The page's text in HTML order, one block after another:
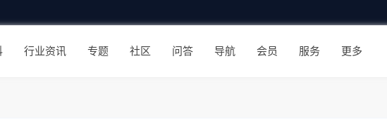
行业资讯 专题 社区 问答 导航 会员 服务 更多